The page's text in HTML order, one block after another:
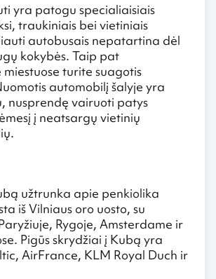
yra patogu specialiaisiais
traukiniais bei vietiniais
autobusais nepatartina dėl
kokybės. Taip pat
miestuose turite suagotis
automobilį šalyje yra
nusprendę vairuoti patys
į neatsargų vietinių
užtrunka apie penkiolika
iš Vilniaus oro uosto, su
Rygoje, Amsterdame ir
Pigūs skrydžiai į Kubą yra
AirFrance, KLM Royal Duch ir